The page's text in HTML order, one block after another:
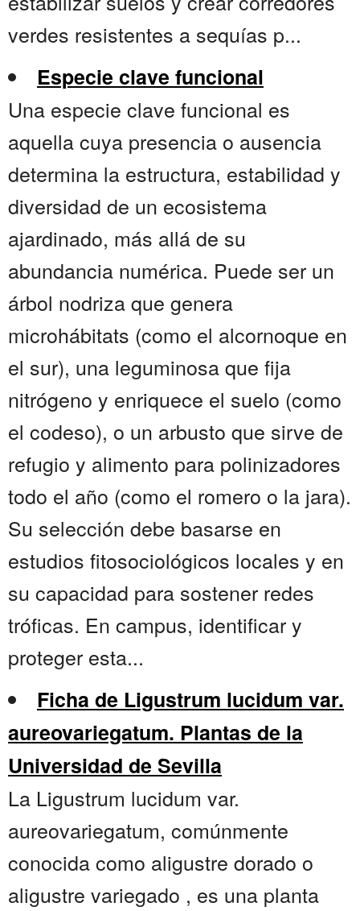
verdes resistentes a sequías p...
Especie clave funcional
Una especie clave funcional es
aquella cuya presencia o ausencia
determina la estructura, estabilidad y
diversidad de un ecosistema
ajardinado, más allá de su
abundancia numérica. Puede ser un
árbol nodriza que genera
microhábitats (como el alcornoque en
el sur), una leguminosa que fija
nitrógeno y enriquece el suelo (como
el codeso), o un arbusto que sirve de
refugio y alimento para polinizadores
todo el año (como el romero o la jara).
Su selección debe basarse en
estudios fitosociológicos locales y en
su capacidad para sostener redes
tróficas. En campus, identificar y
proteger esta...
Ficha de Ligustrum lucidum var.
aureovariegatum. Plantas de la
Universidad de Sevilla
La Ligustrum lucidum var.
aureovariegatum, comúnmente
conocida como aligustre dorado o
aligustre variegado , es una planta